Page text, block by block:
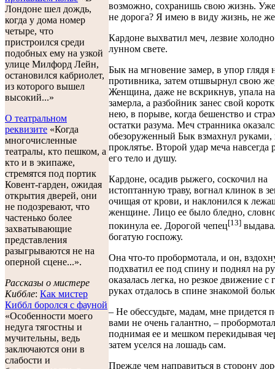
Лондоне шел дождь,
когда у дома номер
четыре, что
пристроился среди
подобных ему на узкой
улице Милфорд Лейн,
остановился кабриолет,
из которого вышел
высокий...»
О театральном
реквизите «Когда
многочисленные
театралы, кто пешком, а
кто и в экипаже,
стремятся под портик
Ковент-гарден, ожидая
открытия дверей, они
не подозревают, что
частенько более
захватывающие
представления
разыгрываются не на
оперной сцене...».
Рассказы о мистере
Киббле: Как мистер
Киббл боролся с фауной
«Особенности моего
недуга тягостны и
мучительны, ведь
заключаются они в
слабости и
возможно, сохранишь свою жизнь.
не дорога? Я имею в виду жизнь, не
Кардоне выхватил меч, лезвие
лунном свете.
Бык на мгновение замер, в упор глядя
противника, затем отшвырнул свою
Женщина, даже не вскрикнув, упала
замерла, а разбойник занес свой
нею, в порыве, когда бешенство и
остатки разума. Меч странника
обезоруженный Бык взмахнул руками,
проклятье. Второй удар меча навсегда
его тело и душу.
Кардоне, осадив рыжего, соскочил на
истоптанную траву, вогнал клинок в
очищая от крови, и наклонился к
женщине. Лицо ее было бледно,
покинула ее. Дорогой чепец[13]
богатую госпожу.
Она что-то пробормотала, и он,
подхватил ее под спину и поднял на
оказалась легка, но резкое движение с
руках отдалось в спине знакомой
– Не обессудьте, мадам, мне придется
вами не очень галантно, –
поднимая ее и мешком перекидывая
затем уселся на лошадь сам.
Прежде чем направиться в сторону